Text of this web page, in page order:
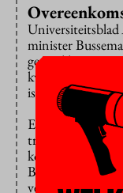
Universiteitsblad
minister
gesprekken
kwamen pas na
is nog ver weg,
Er zouden
trajectkaart is
kortingskaart
Bussemaker